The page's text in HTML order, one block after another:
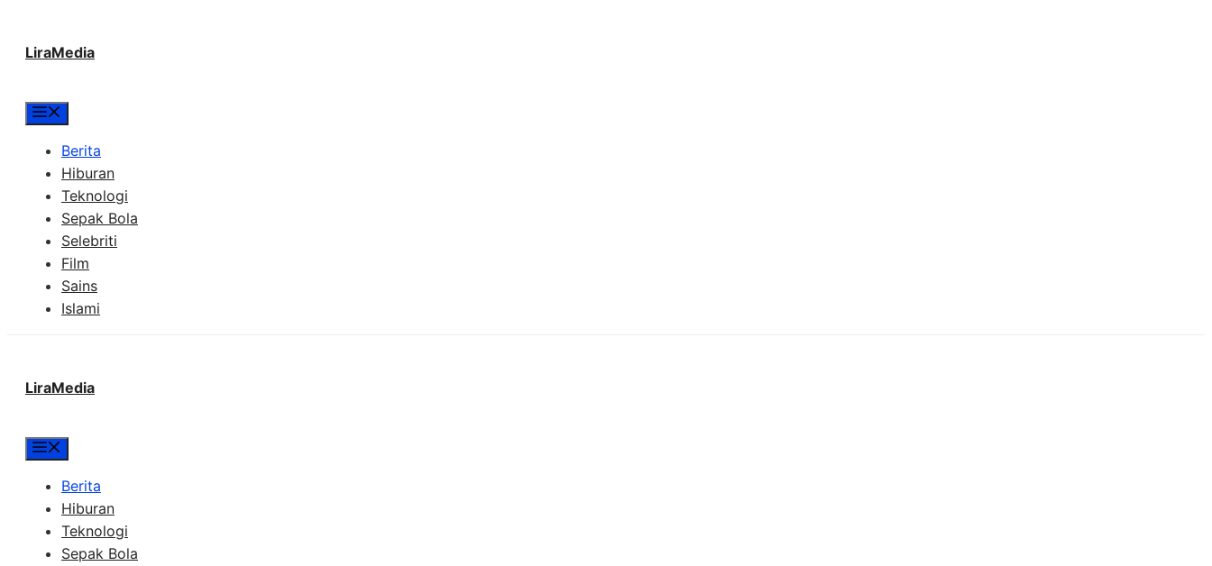
LiraMedia
Berita
Hiburan
Teknologi
Sepak Bola
Selebriti
Film
Sains
Islami
LiraMedia
Berita
Hiburan
Teknologi
Sepak Bola